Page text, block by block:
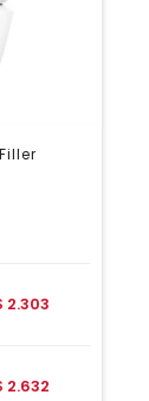
2.303
2.632